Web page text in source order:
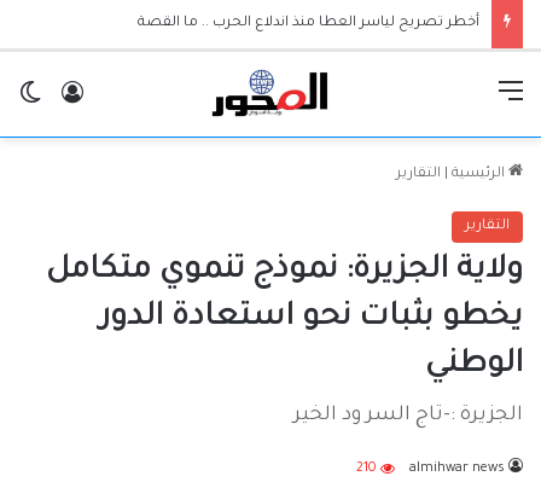
والي الجزيرة يعلن إعتماد الجامعات مرجعية لقرارات حكومة الولاية
الرئيسية التقارير
التقارير
ولاية الجزيرة: نموذج تنموي متكامل
يخطو بثبات نحو استعادة الدور
الوطني
الجزيرة :-تاج السر ود الخير
almihwar news
210